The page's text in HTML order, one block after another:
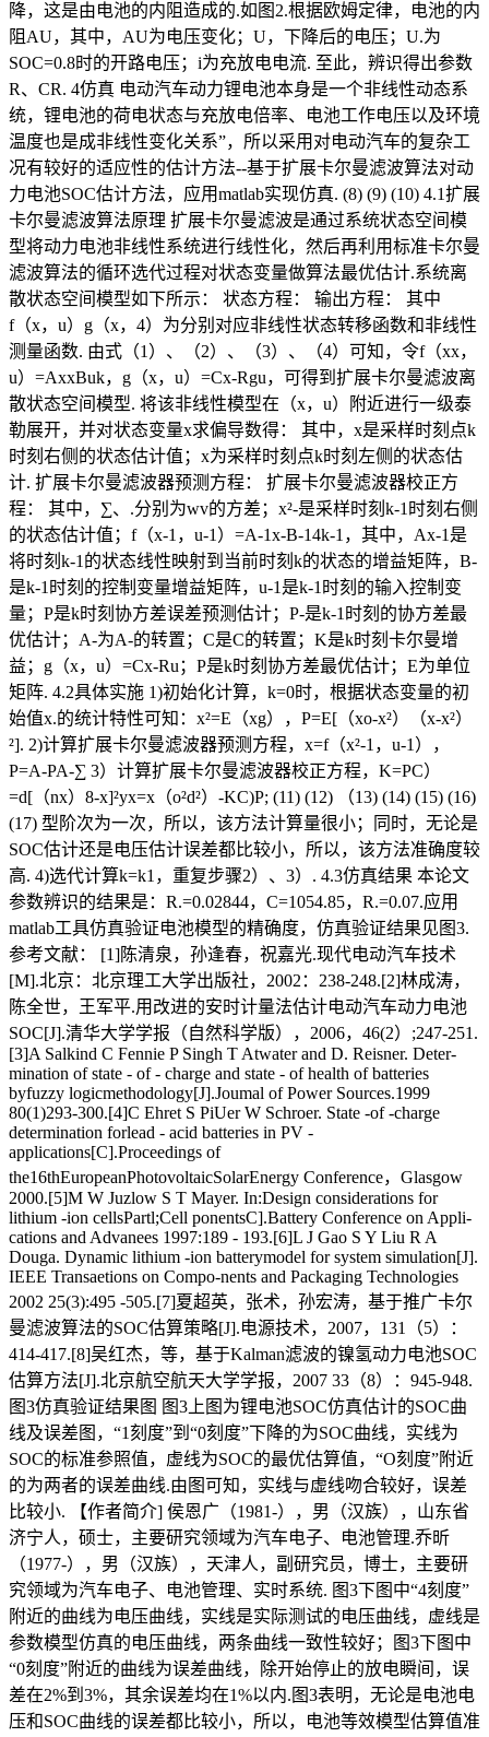
降，这是由电池的内阻造成的.如图2.根据欧姆定律，电池的内
阻AU，其中，AU为电压变化；U，下降后的电压；U.为
SOC=0.8时的开路电压；i为充放电电流. 至此，辨识得出参数
R、CR. 4仿真 电动汽车动力锂电池本身是一个非线性动态系
统，锂电池的荷电状态与充放电倍率、电池工作电压以及环境
温度也是成非线性变化关系”，所以采用对电动汽车的复杂工
况有较好的适应性的估计方法--基于扩展卡尔曼滤波算法对动
力电池SOC估计方法，应用matlab实现仿真. (8) (9) (10) 4.1扩展
卡尔曼滤波算法原理 扩展卡尔曼滤波是通过系统状态空间模
型将动力电池非线性系统进行线性化，然后再利用标准卡尔曼
滤波算法的循环选代过程对状态变量做算法最优估计.系统离
散状态空间模型如下所示： 状态方程： 输出方程： 其中
f（x，u）g（x，4）为分别对应非线性状态转移函数和非线性
测量函数. 由式（1）、（2）、（3）、（4）可知，令f（xx，
u）=AxxBuk，g（x，u）=Cx-Rgu，可得到扩展卡尔曼滤波离
散状态空间模型. 将该非线性模型在（x，u）附近进行一级泰
勒展开，并对状态变量x求偏导数得： 其中，x是采样时刻点k
时刻右侧的状态估计值；x为采样时刻点k时刻左侧的状态估
计. 扩展卡尔曼滤波器预测方程： 扩展卡尔曼滤波器校正方
程： 其中，∑、.分别为wv的方差；x²-是采样时刻k-1时刻右侧
的状态估计值；f（x-1，u-1）=A-1x-B-14k-1，其中，Ax-1是
将时刻k-1的状态线性映射到当前时刻k的状态的增益矩阵，B-
是k-1时刻的控制变量增益矩阵，u-1是k-1时刻的输入控制变
量；P是k时刻协方差误差预测估计；P-是k-1时刻的协方差最
优估计；A-为A-的转置；C是C的转置；K是k时刻卡尔曼增
益；g（x，u）=Cx-Ru；P是k时刻协方差最优估计；E为单位
矩阵. 4.2具体实施 1)初始化计算，k=0时，根据状态变量的初
始值x.的统计特性可知：x²=E（xg），P=E[（xo-x²）（x-x²）
²]. 2)计算扩展卡尔曼滤波器预测方程，x=f（x²-1，u-1），
P=A-PA-∑ 3）计算扩展卡尔曼滤波器校正方程，K=PC）
=d[（nx）8-x]²yx=x（o²d²）-KC)P; (11) (12) （13) (14) (15) (16)
(17) 型阶次为一次，所以，该方法计算量很小；同时，无论是
SOC估计还是电压估计误差都比较小，所以，该方法准确度较
高. 4)选代计算k=k1，重复步骤2）、3）. 4.3仿真结果 本论文
参数辨识的结果是：R.=0.02844，C=1054.85，R.=0.07.应用
matlab工具仿真验证电池模型的精确度，仿真验证结果见图3.
参考文献： [1]陈清泉，孙逢春，祝嘉光.现代电动汽车技术
[M].北京：北京理工大学出版社，2002：238-248.[2]林成涛，
陈全世，王军平.用改进的安时计量法估计电动汽车动力电池
SOC[J].清华大学学报（自然科学版），2006，46(2）;247-251.
[3]A Salkind C Fennie P Singh T Atwater and D. Reisner. Deter-
mination of state - of - charge and state - of health of batteries
byfuzzy logicmethodology[J].Joumal of Power Sources.1999
80(1)293-300.[4]C Ehret S PiUer W Schroer. State -of -charge
determination forlead - acid batteries in PV -
applications[C].Proceedings of
the16thEuropeanPhotovoltaicSolarEnergy Conference，Glasgow
2000.[5]M W Juzlow S T Mayer. In:Design considerations for
lithium -ion cellsPartl;Cell ponentsC].Battery Conference on Appli-
cations and Advanees 1997:189 - 193.[6]L J Gao S Y Liu R A
Douga. Dynamic lithium -ion batterymodel for system simulation[J].
IEEE Transaetions on Compo-nents and Packaging Technologies
2002 25(3):495 -505.[7]夏超英，张术，孙宏涛，基于推广卡尔
曼滤波算法的SOC估算策略[J].电源技术，2007，131（5）：
414-417.[8]吴红杰，等，基于Kalman滤波的镍氢动力电池SOC
估算方法[J].北京航空航天大学学报，2007 33（8）：945-948.
图3仿真验证结果图 图3上图为锂电池SOC仿真估计的SOC曲
线及误差图，“1刻度”到“0刻度”下降的为SOC曲线，实线为
SOC的标准参照值，虚线为SOC的最优估算值，“O刻度”附近
的为两者的误差曲线.由图可知，实线与虚线吻合较好，误差
比较小. 【作者简介] 侯恩广（1981-），男（汉族），山东省
济宁人，硕士，主要研究领域为汽车电子、电池管理.乔昕
（1977-），男（汉族），天津人，副研究员，博士，主要研
究领域为汽车电子、电池管理、实时系统. 图3下图中“4刻度”
附近的曲线为电压曲线，实线是实际测试的电压曲线，虚线是
参数模型仿真的电压曲线，两条曲线一致性较好；图3下图中
“0刻度”附近的曲线为误差曲线，除开始停止的放电瞬间，误
差在2%到3%，其余误差均在1%以内.图3表明，无论是电池电
压和SOC曲线的误差都比较小，所以，电池等效模型估算值准